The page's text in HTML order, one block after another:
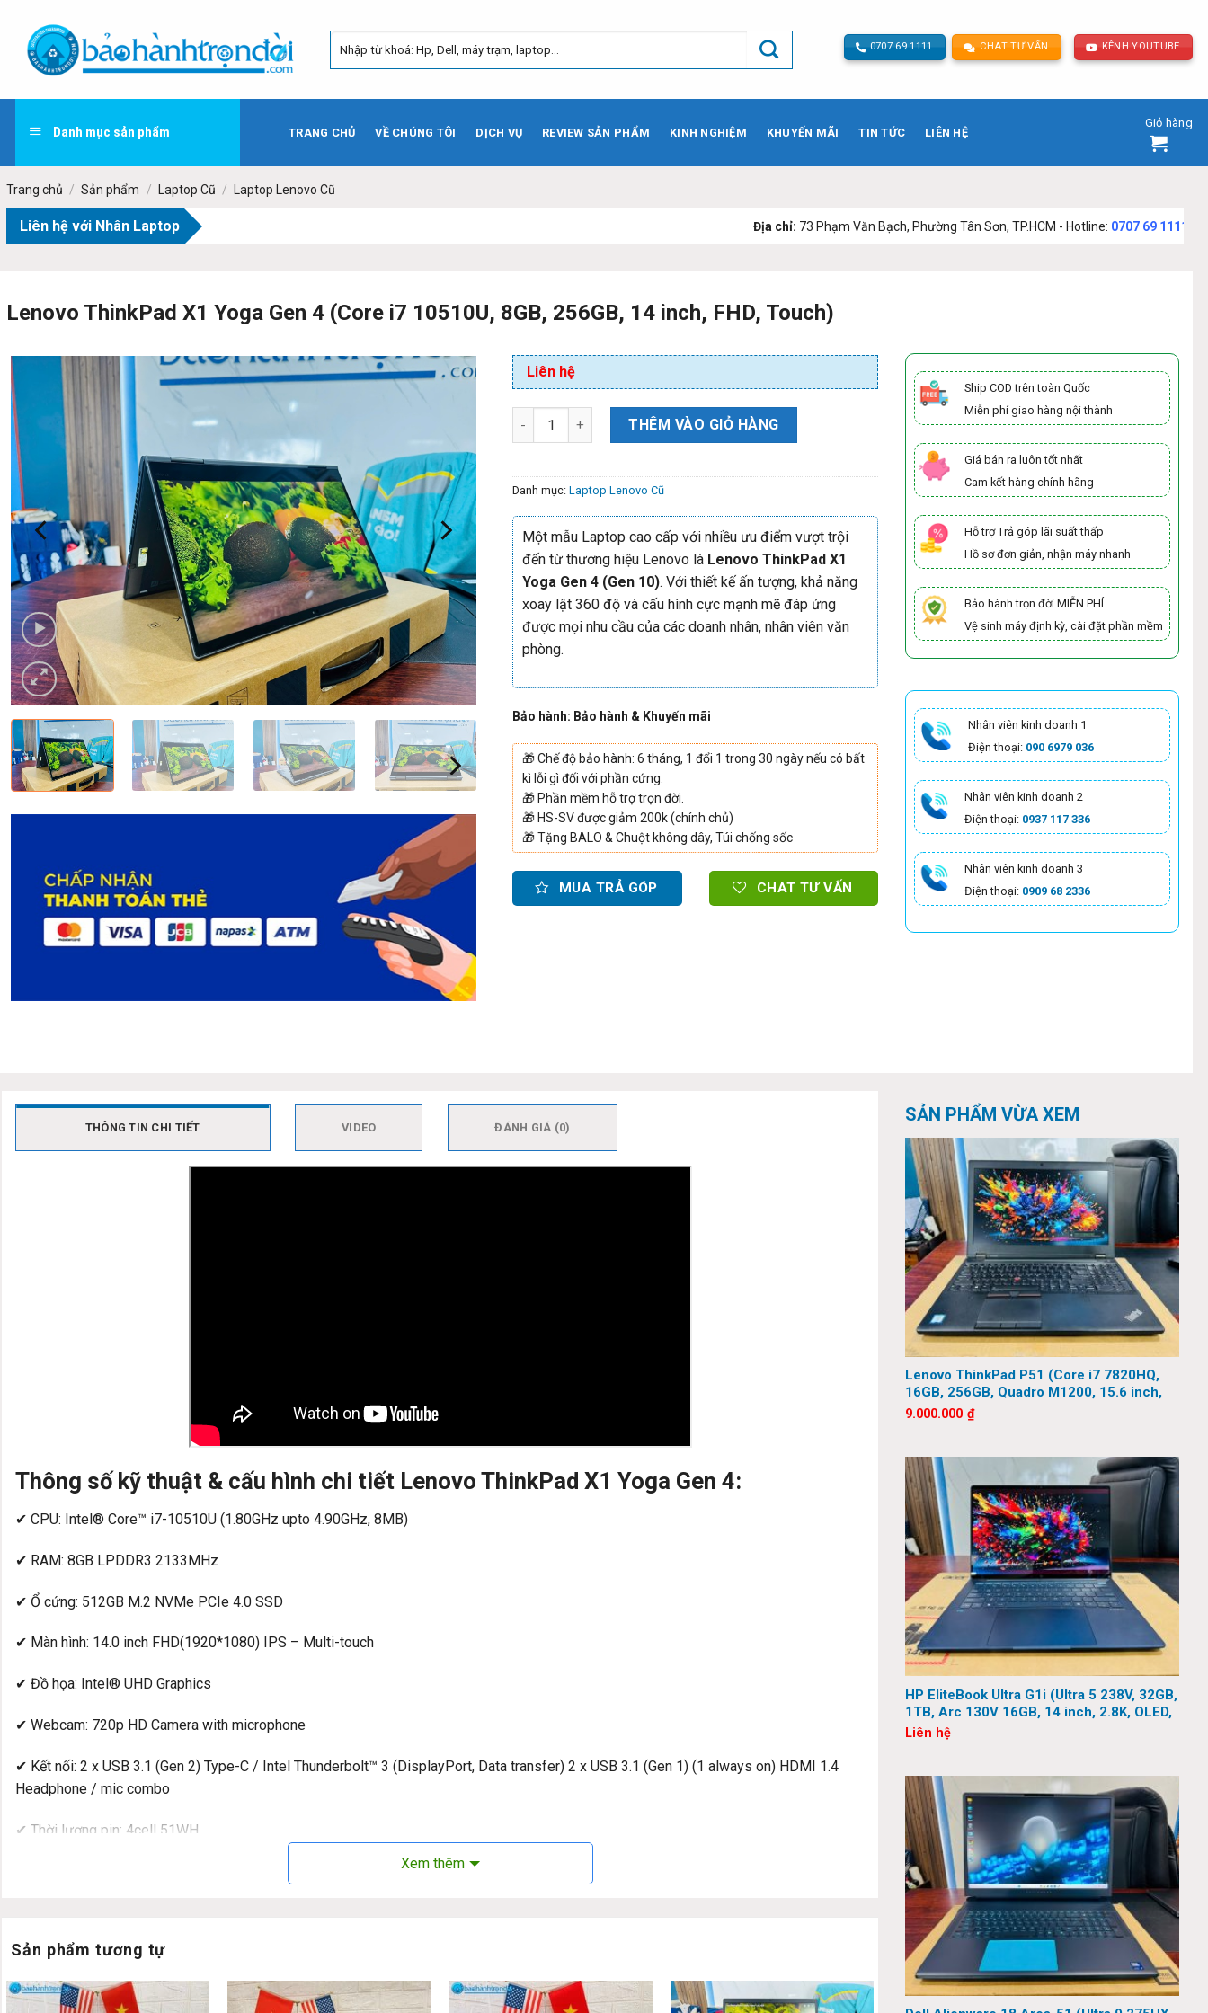
content
0707.69.1111 CHAT TƯ VẤN KÊNH YOUTUBE
Danh mục sản phẩm TRANG CHỦ VỀ CHÚNG TÔI DỊCH VỤ REVIEW SẢN PHẨM KINH NGHIỆM KHUYẾN MÃI TIN TỨC LIÊN HỆ
Giỏ hàng
Trang chủ / Sản phẩm / Laptop Cũ / Laptop Lenovo Cũ
Liên hệ với Nhân Laptop 73 Phạm Văn Bạch, Phường Tân Sơn, TP.HCM - Hotline:0707 69 1111
Lenovo ThinkPad X1 Yoga Gen 4 (Core i7 10510U, 8GB, 256GB, 14 inch, FHD, Touch)
Liên hệ
THÊM VÀO GIỎ HÀNG
Danh mục:Laptop Lenovo Cũ
Một mẫu Laptop cao cấp với nhiều ưu điểm vượt trội
đến từ thương hiệu Lenovo là Lenovo ThinkPad X1
Yoga Gen 4 (Gen 10). Với thiết kế ấn tượng, khả năng
xoay lật 360 độ và cấu hình cực mạnh mẽ đáp ứng
được mọi nhu cầu của các doanh nhân, nhân viên văn
phòng.
Bảo hành: Bảo hành & Khuyến mãi
🎁Chế độ bảo hành: 6 tháng, 1 đổi 1 trong 30 ngày nếu có bất
kì lỗi gì đối với phần cứng.
🎁Phần mềm hỗ trợ trọn đời.
🎁HS-SV được giảm 200k (chính chủ)
🎁Tặng BALO & Chuột không dây, Túi chống sốc
MUA TRẢ GÓP CHAT TƯ VẤN
Ship COD trên toàn Quốc
Miễn phí giao hàng nội thành
Giá bán ra luôn tốt nhất
Cam kết hàng chính hãng
Hỗ trợ Trả góp lãi suất thấp
Hồ sơ đơn giản, nhận máy nhanh
Bảo hành trọn đời MIỄN PHÍ
Vệ sinh máy định kỳ, cài đặt phần mềm
Nhân viên kinh doanh 1
Điện thoại: 090 6979 036
Nhân viên kinh doanh 2
Điện thoại: 0937 117 336
Nhân viên kinh doanh 3
Điện thoại: 0909 68 2336
THÔNG TIN CHI TIẾT VIDEO ĐÁNH GIÁ (0)
Thông số kỹ thuật & cấu hình chi tiết Lenovo ThinkPad X1 Yoga Gen 4:
✔ CPU: Intel® Core™ i7-10510U (1.80GHz upto 4.90GHz, 8MB)
✔ RAM: 8GB LPDDR3 2133MHz
✔ Ổ cứng: 512GB M.2 NVMe PCIe 4.0 SSD
✔ Màn hình: 14.0 inch FHD(1920*1080) IPS – Multi-touch
✔ Đồ họa: Intel® UHD Graphics
✔ Webcam: 720p HD Camera with microphone
✔ Kết nối: 2 x USB 3.1 (Gen 2) Type-C / Intel Thunderbolt™ 3 (DisplayPort, Data transfer) 2 x USB 3.1 (Gen 1) (1 always on) HDMI 1.4
Headphone / mic combo
✔ Thời lượng pin: 4cell 51WH
Đánh giá & hình ảnh hình ảnh thật Lenovo ThinkPad X1 Yoga Gen 4:
Xem thêm
Sản phẩm tương tự
SẢN PHẨM VỪA XEM
Lenovo ThinkPad P51 (Core i7 7820HQ,
16GB, 256GB, Quadro M1200, 15.6 inch,
FHD)
9.000.000 ₫
HP EliteBook Ultra G1i (Ultra 5 238V, 32GB,
1TB, Arc 130V 16GB, 14 inch, 2.8K, OLED,
Touch)
Liên hệ